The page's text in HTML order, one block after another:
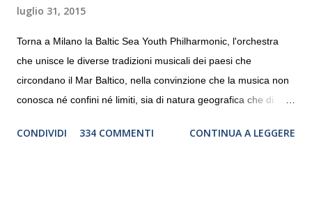
luglio 31, 2015
Torna a Milano la Baltic Sea Youth Philharmonic, l'orchestra
che unisce le diverse tradizioni musicali dei paesi che
circondano il Mar Baltico, nella convinzione che la musica non
conosca né confini né limiti, sia di natura geografica che di
debutterà il 10 settembre a Heiden, in Germania, e toccherà, in
CONDIVIDI 334 COMMENTI CONTINUA A LEGGERE